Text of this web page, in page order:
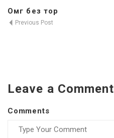
Омг без тор
Previous Post
Leave a Comment
Comments